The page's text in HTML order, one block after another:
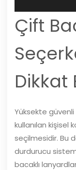
Çift
Dikkat
Yüksekte güvenli
kullanılan kişisel
seçilmesidir. Bu
durdurucu
bacaklı